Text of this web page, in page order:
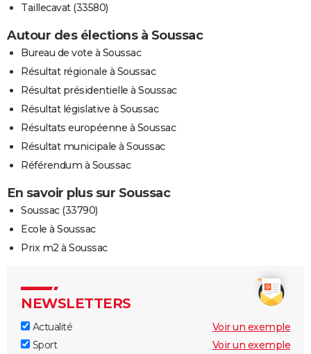
Taillecavat (33580)
Autour des élections à Soussac
Bureau de vote à Soussac
Résultat régionale à Soussac
Résultat présidentielle à Soussac
Résultat législative à Soussac
Résultats européenne à Soussac
Résultat municipale à Soussac
Référendum à Soussac
En savoir plus sur Soussac
Soussac (33790)
Ecole à Soussac
Prix m2 à Soussac
NEWSLETTERS
Actualité
Voir un exemple
Sport
Voir un exemple